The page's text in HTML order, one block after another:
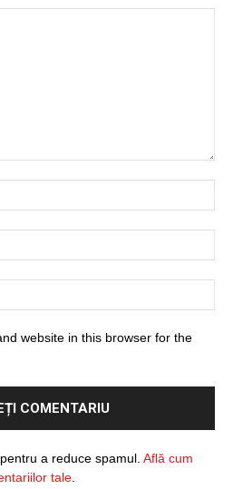
website in this browser for the
a reduce spamul. Află cum
tale